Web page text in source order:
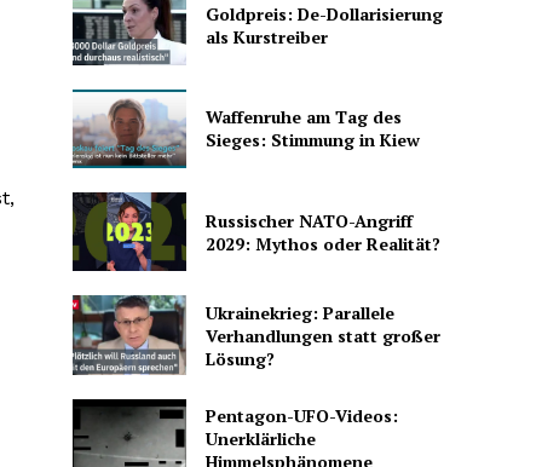
Goldpreis: De-Dollarisierung
als Kurstreiber
Waffenruhe am Tag des
Sieges: Stimmung in Kiew
Russischer NATO-Angriff
2029: Mythos oder Realität?
Ukrainekrieg: Parallele
Verhandlungen statt großer
Lösung?
Pentagon-UFO-Videos:
Unerklärliche
Himmelsphänomene